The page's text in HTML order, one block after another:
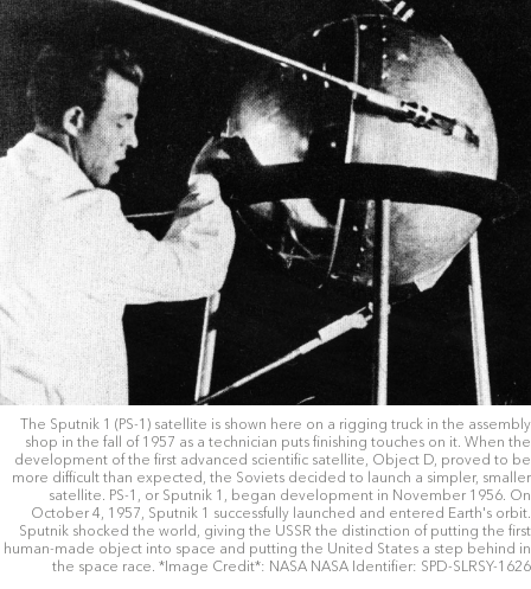
The Sputnik 1 (PS-1) satellite is shown here on a rigging truck in the assembly
shop in the fall of 1957 as a technician puts finishing touches on it. When the
development of the first advanced scientific satellite, Object D, proved to be
more difficult than expected, the Soviets decided to launch a simpler, smaller
satellite. PS-1, or Sputnik 1, began development in November 1956. On
October 4, 1957, Sputnik 1 successfully launched and entered Earth's orbit.
Sputnik shocked the world, giving the USSR the distinction of putting the first
human-made object into space and putting the United States a step behind in
the space race. *Image Credit*: NASA NASA Identifier: SPD-SLRSY-1626